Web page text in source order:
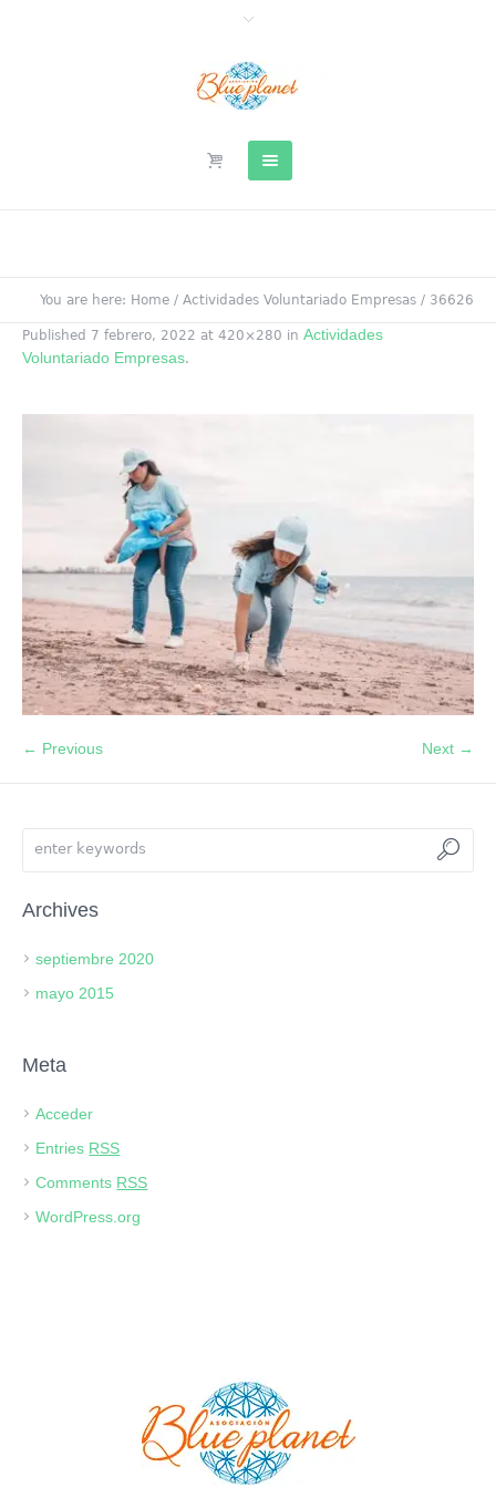
You are here: Home / Actividades Voluntariado Empresas / 36626
Published 7 febrero, 2022 at 420×280 in Actividades
Voluntariado Empresas.
← Previous Next →
Archives
septiembre 2020
mayo 2015
Meta
Acceder
Entries RSS
Comments RSS
WordPress.org